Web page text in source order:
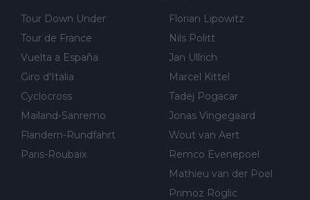
Tour Down Under
Tour de France
Vuelta a España
Giro d'Italia
Cyclocross
Mailand-Sanremo
Flandern-Rundfahrt
Paris-Roubaix
Florian Lipowitz
Nils Politt
Jan Ullrich
Marcel Kittel
Tadej Pogacar
Jonas Vingegaard
Wout van Aert
Remco Evenepoel
Mathieu van der Poel
Primoz Roglic